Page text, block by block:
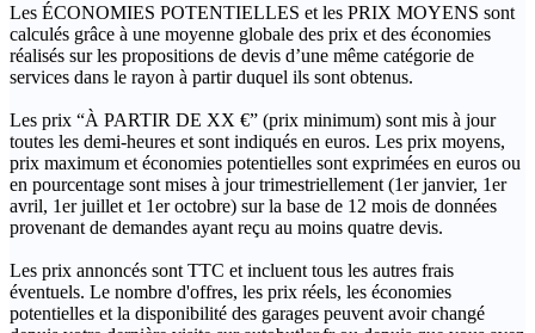
Les ÉCONOMIES POTENTIELLES et les PRIX MOYENS sont
calculés grâce à une moyenne globale des prix et des économies
réalisés sur les propositions de devis d’une même catégorie de
services dans le rayon à partir duquel ils sont obtenus.
Les prix “À PARTIR DE XX €” (prix minimum) sont mis à jour
toutes les demi-heures et sont indiqués en euros. Les prix moyens,
prix maximum et économies potentielles sont exprimées en euros ou
en pourcentage sont mises à jour trimestriellement (1er janvier, 1er
avril, 1er juillet et 1er octobre) sur la base de 12 mois de données
provenant de demandes ayant reçu au moins quatre devis.
Les prix annoncés sont TTC et incluent tous les autres frais
éventuels. Le nombre d'offres, les prix réels, les économies
potentielles et la disponibilité des garages peuvent avoir changé